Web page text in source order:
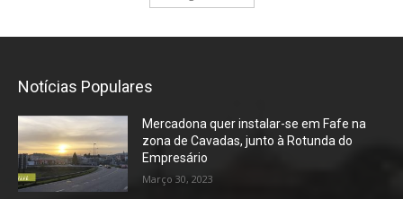
Notícias Populares
Mercadona quer instalar-se em Fafe na
zona de Cavadas, junto à Rotunda do
Empresário
Março 30, 2023